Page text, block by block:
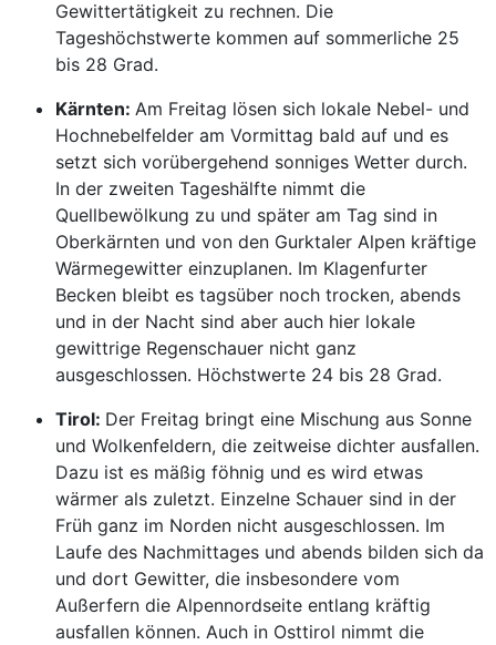
Gewittertätigkeit zu rechnen. Die
Tageshöchstwerte kommen auf sommerliche 25
bis 28 Grad.
Kärnten: Am Freitag lösen sich lokale Nebel- und
Hochnebelfelder am Vormittag bald auf und es
setzt sich vorübergehend sonniges Wetter durch.
In der zweiten Tageshälfte nimmt die
Quellbewölkung zu und später am Tag sind in
Oberkärnten und von den Gurktaler Alpen kräftige
Wärmegewitter einzuplanen. Im Klagenfurter
Becken bleibt es tagsüber noch trocken, abends
und in der Nacht sind aber auch hier lokale
gewittrige Regenschauer nicht ganz
ausgeschlossen. Höchstwerte 24 bis 28 Grad.
Tirol: Der Freitag bringt eine Mischung aus Sonne
und Wolkenfeldern, die zeitweise dichter ausfallen.
Dazu ist es mäßig föhnig und es wird etwas
wärmer als zuletzt. Einzelne Schauer sind in der
Früh ganz im Norden nicht ausgeschlossen. Im
Laufe des Nachmittages und abends bilden sich da
und dort Gewitter, die insbesondere vom
Außerfern die Alpennordseite entlang kräftig
ausfallen können. Auch in Osttirol nimmt die